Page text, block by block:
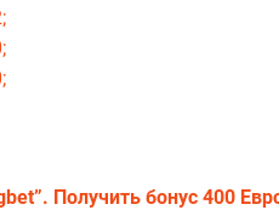
Получить бонус 400